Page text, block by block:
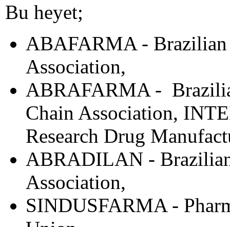
Bu heyet;
ABAFARMA - Brazilian
Association,
ABRAFARMA -
Chain Association,
Research Drug
ABRADILAN -
Association,
SINDUSFARMA -